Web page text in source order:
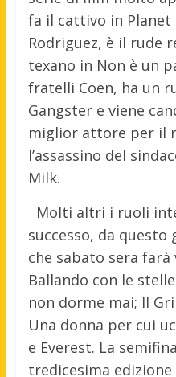
fa il cattivo in
Rodriguez, è il rude
texano in Non è un
fratelli Coen, ha un
Gangster e viene
miglior attore per il
l’assassino del
Milk.
Molti altri i ruoli
successo, da
che sabato sera
Ballando con le
non dorme mai; Il
Una donna per cui
e Everest. La
tredicesima